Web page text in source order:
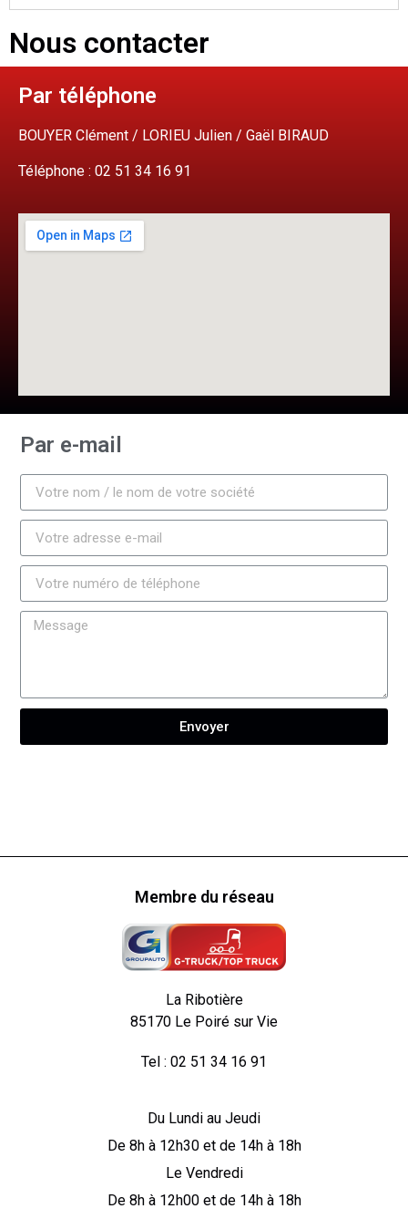
Nous contacter
Par téléphone
BOUYER Clément / LORIEU Julien / Gaël BIRAUD
Téléphone : 02 51 34 16 91
Par e-mail
Envoyer
Membre du réseau
La Ribotière
85170 Le Poiré sur Vie
Tel : 02 51 34 16 91
Du Lundi au Jeudi
De 8h à 12h30 et de 14h à 18h
Le Vendredi
De 8h à 12h00 et de 14h à 18h